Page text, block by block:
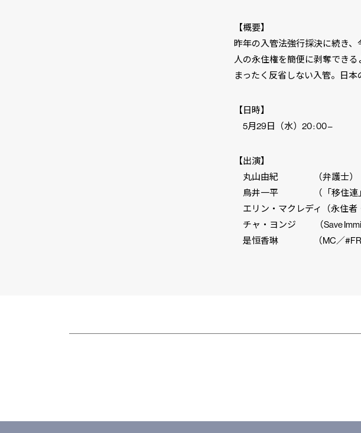
【概要】
昨年の入管法強行採決に続き
人の永住権を簡便に剥奪でき
まったく反省しない入管。日
【日時】
5月29日（水）20 : 00 –
【出演】
丸山由紀 （弁護士）
鳥井一平 （「移住連」
エリン・マクレディ（永住者
チャ・ヨンジ （Save
是恒香琳 （MC／